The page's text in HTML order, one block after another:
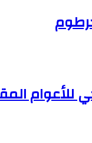
للأعوام